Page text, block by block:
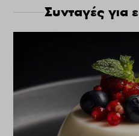
Συνταγές για